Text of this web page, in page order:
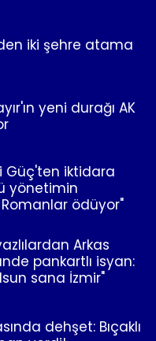
iki şehre atama
yeni durağı AK
Güç'ten iktidara
yönetimin
Romanlar ödüyor"
Arkas
pankartlı isyan:
sana İzmir"
dehşet: Bıçaklı